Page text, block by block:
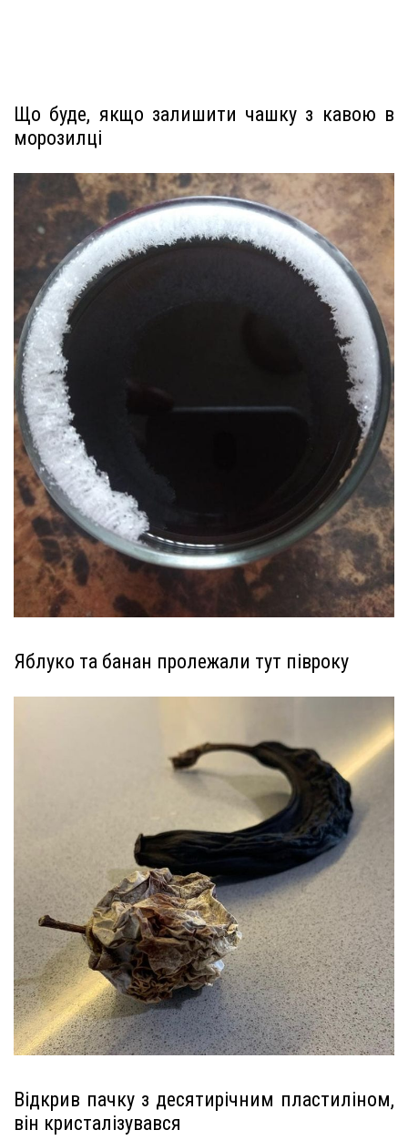
Що буде, якщо залишити чашку з кавою в
морозилці
Яблуко та банан пролежали тут півроку
Відкрив пачку з десятирічним пластиліном,
він кристалізувався